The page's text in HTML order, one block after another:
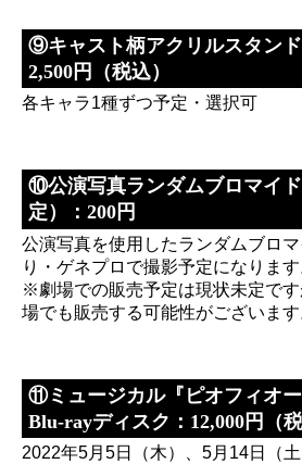
⑨キャスト柄アクリルスタンド
2,500円（税込）
各キャラ1種ずつ予定・選択可
⑩公演写真ランダムブロマイ
定）：200円
公演写真を使用したランダムブロ
り・ゲネプロで撮影予定になります
※劇場での販売予定は現状未定で
場でも販売する可能性がございます
⑪ミュージカル『ピオフィオ
Blu-rayディスク：12,000円（税
2022年5月5日（木）、5月14日（土